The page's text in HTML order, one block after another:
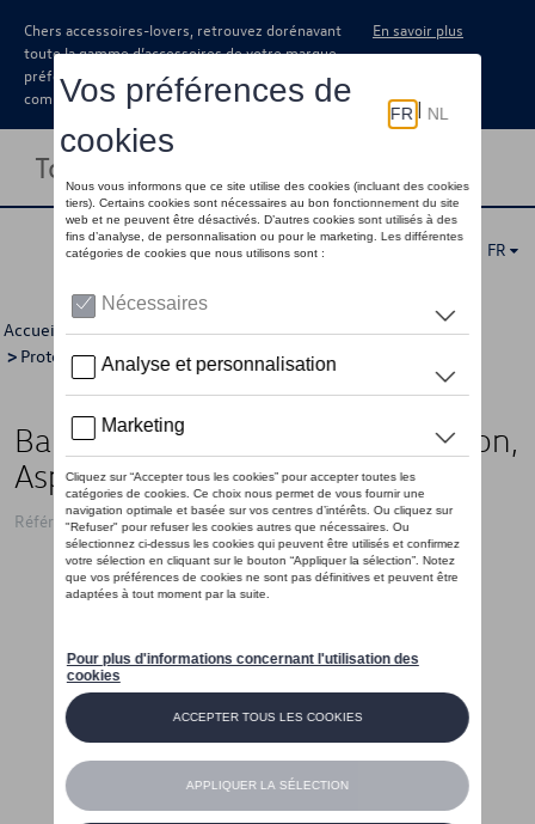
Chers accessoires-lovers, retrouvez dorénavant
toute la gamme d’accessoires de votre marque
préférée sous forme de catalogue à
commander auprès de votre concessionaire.
En savoir plus
Toggle navigation
FR
Accueil >Catalogue Volkswagen >Confort et protection
> Protection >Protection pare-chocs > Détail
Bande de protection pour le hayon,
Aspect chromé
Référence: 2G0071360A